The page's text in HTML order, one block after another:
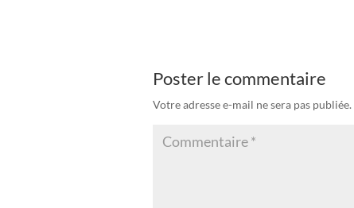
Poster le commentaire
Votre adresse e-mail ne sera pas publiée.